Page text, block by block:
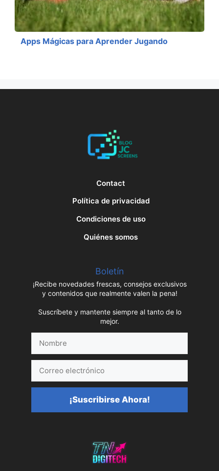
Apps Mágicas para Aprender Jugando
Contact
Política de privacidad
Condiciones de uso
Quiénes somos
Boletín
¡Recibe novedades frescas, consejos exclusivos
y contenidos que realmente valen la pena!
Suscríbete y mantente siempre al tanto de lo
mejor.
electrónico
¡Suscribirse Ahora!